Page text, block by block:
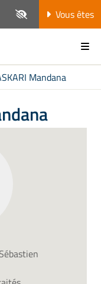
Vous êtes
Mandana